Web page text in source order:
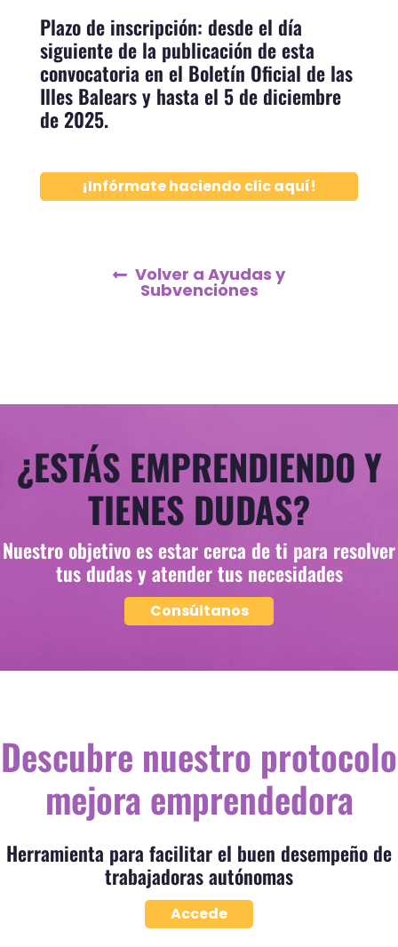
Plazo de inscripción: desde el día
siguiente de la publicación de esta
convocatoria en el Boletín Oficial de las
Illes Balears y hasta el 5 de diciembre
de 2025.
¡Infórmate haciendo clic aquí!
Volver a Ayudas y
Subvenciones
¿ESTÁS EMPRENDIENDO Y
TIENES DUDAS?
Nuestro objetivo es estar cerca de ti para resolver
tus dudas y atender tus necesidades
Consúltanos
Descubre nuestro protocolo
mejora emprendedora
Herramienta para facilitar el buen desempeño de
trabajadoras autónomas
Accede